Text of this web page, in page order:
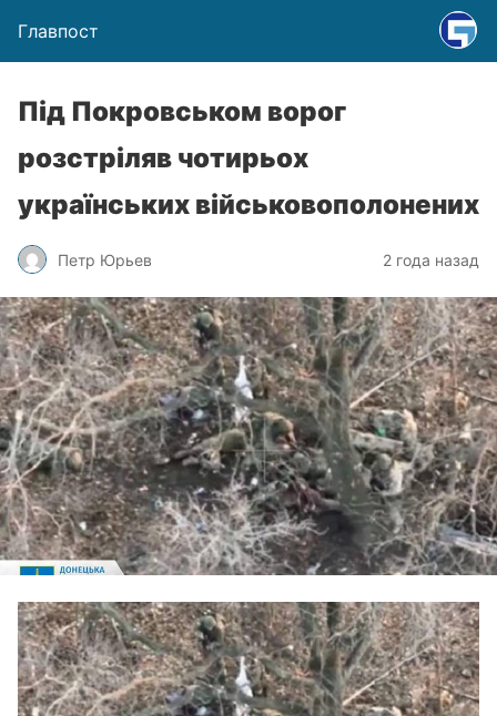
Главпост
Під Покровськом ворог
розстріляв чотирьох
українських військовополонених
Петр Юрьев 2 года назад